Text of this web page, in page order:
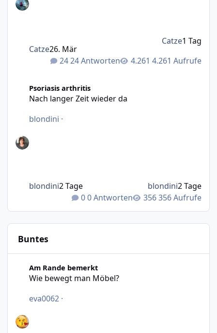
24 Antworten 4.261 Aufrufe
Catze26. Mär
Catze1 Tag
Psoriasis arthritis
Nach langer Zeit wieder da
blondini ·
0 Antworten 356 Aufrufe
blondini2 Tage blondini2 Tage
Buntes
Am Rande bemerkt
Wie bewegt man Möbel?
eva0062 ·